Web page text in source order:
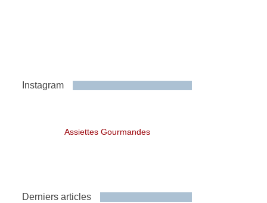
Instagram
Assiettes Gourmandes
Derniers articles